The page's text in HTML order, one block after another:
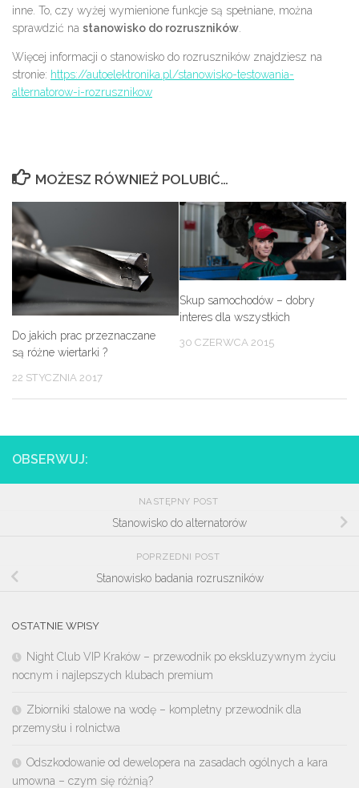
inne. To, czy wyżej wymienione funkcje są spełniane, można
sprawdzić na stanowisko do rozruszników
Więcej informacji o stanowisko do rozruszników znajdziesz na
stronie: https://autoelektronika.pl/stanowisko-testowania-
alternatorow-i-rozrusznikow
MOŻESZ RÓWNIEŻ POLUBIĆ…
Do jakich prac przeznaczane
są różne wiertarki ?
22 STYCZNIA 2017
Skup samochodów – dobry
interes dla wszystkich
30 CZERWCA 2015
OBSERWUJ:
NASTĘPNY POST
Stanowisko do alternatorów
POPRZEDNI POST
Stanowisko badania rozruszników
OSTATNIE WPISY
Night Club VIP Kraków – przewodnik po ekskluzywnym życiu
nocnym i najlepszych klubach premium
Zbiorniki stalowe na wodę – kompletny przewodnik dla
przemysłu i rolnictwa
Odszkodowanie od dewelopera na zasadach ogólnych a kara
umowna – czym się różnią?